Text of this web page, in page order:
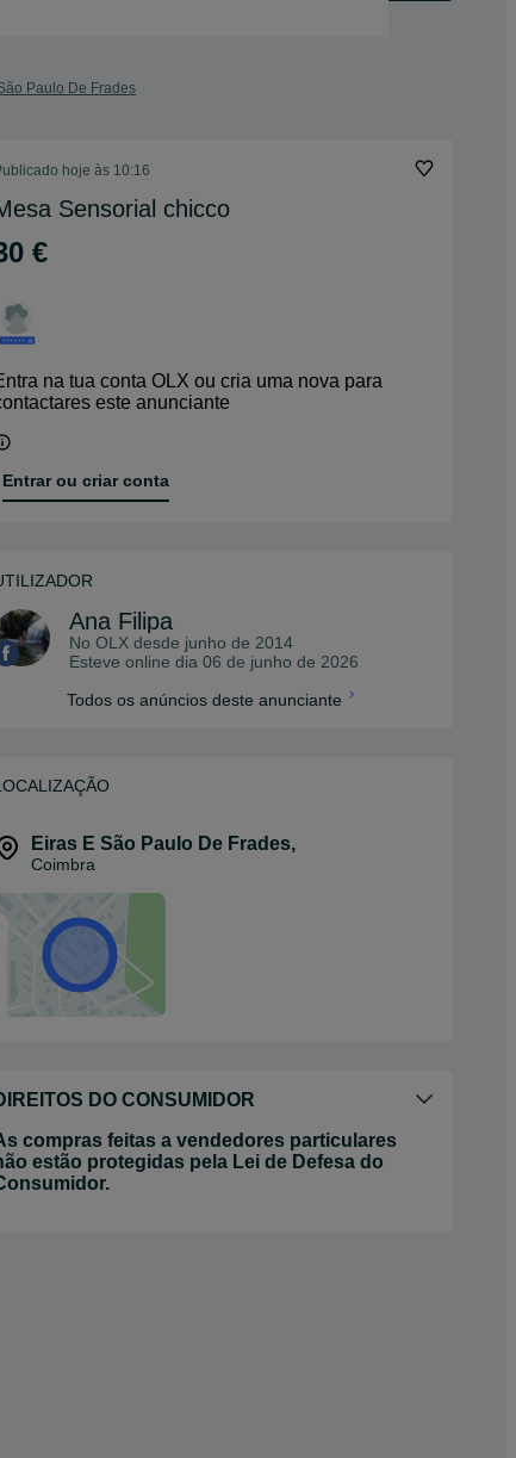
Paulo De Frades
hoje às 10:16
Sensorial chicco
€
na tua conta OLX ou cria uma nova para
este anunciante
Entrar ou criar conta
Ana Filipa
No OLX desdejunho de 2014
Eiras E São Paulo De Frades
Coimbra
DO CONSUMIDOR
compras feitas a vendedores particulares